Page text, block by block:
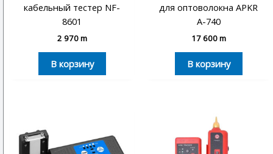
кабельный тестер NF-
8601
2 970m
В корзину
для оптоволокна APKR
A-740
17 600m
В корзину